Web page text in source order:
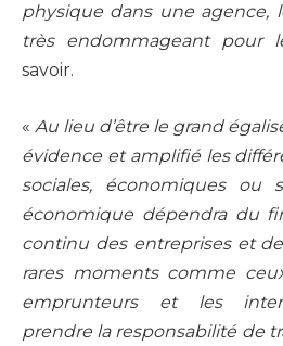
physique dans une agence,
très endommageant pour
savoir.
« Au lieu d’être le grand
évidence et amplifié les
sociales, économiques ou
économique dépendra du
continu des entreprises et
rares moments comme
emprunteurs et les
prendre la responsabilité de